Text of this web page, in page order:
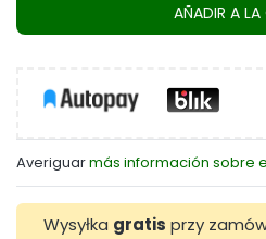
AÑADIR A
Averiguarmás información sobre
Wysyłka gratis przy